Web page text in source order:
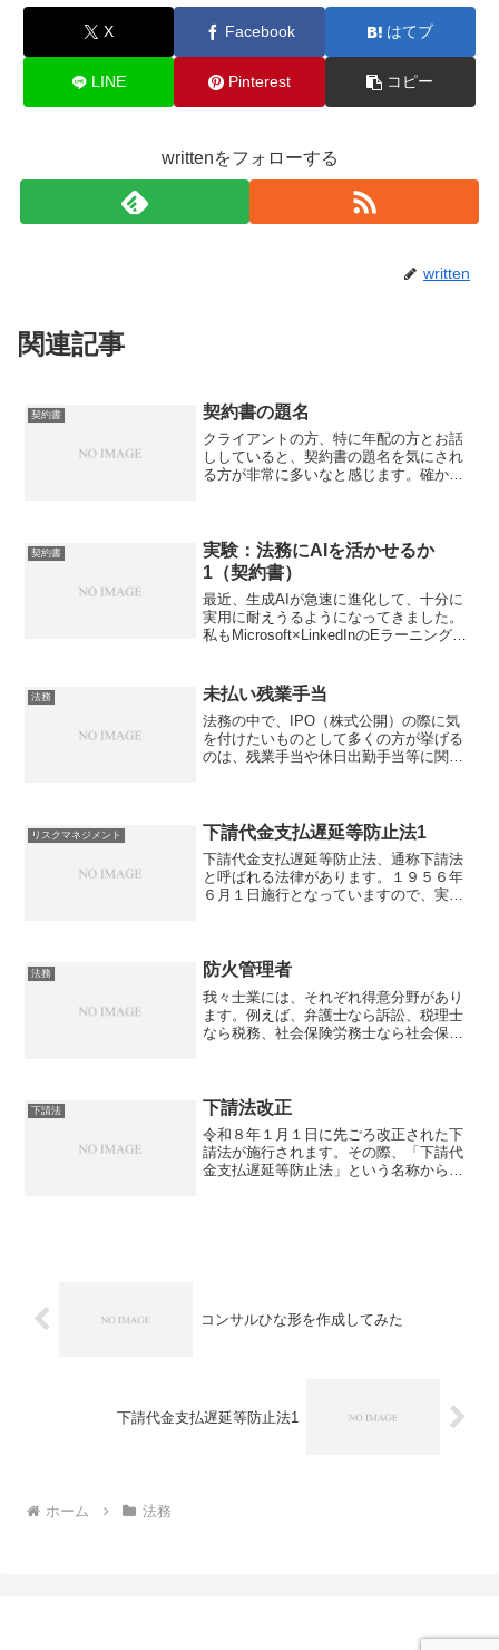
X Facebook はてブ
LINE Pinterest コピー
writtenをフォローする
written
関連記事
契約書 契約書の題名
クライアントの方、特に年配の方とお話
ししていると、契約書の題名を気にされ
る方が非常に多いなと感じます。確かに
いまして、そうではないと...
契約書
実験：法務にAIを活かせるか
1（契約書）
最近、生成AIが急速に進化して、十分に
実用に耐えうるようになってきました。
私もMicrosoft×LinkedInのEラーニングを
ごとに強い弱いはありますが、ビジネ...
法務 未払い残業手当
法務の中で、IPO（株式公開）の際に気
を付けたいものとして多くの方が挙げる
のは、残業手当や休日出勤手当等に関す
（コンプライアンス）と...
リスクマネジメント 下請代金支払遅延等防止法1
下請代金支払遅延等防止法、通称下請法
と呼ばれる法律があります。１９５６年
６月１日施行となっていますので、実は
すし、話に聞くことも結...
法務 防火管理者
我々士業には、それぞれ得意分野があり
ます。例えば、弁護士なら訴訟、税理士
なら税務、社会保険労務士なら社会保険
対的な強みになるでしょう...
下請法 下請法改正
令和８年１月１日に先ごろ改正された下
請法が施行されます。その際、「下請代
金支払遅延等防止法」という名称から
コンサルひな形を作成してみた
下請代金支払遅延等防止法1
ホーム 法務